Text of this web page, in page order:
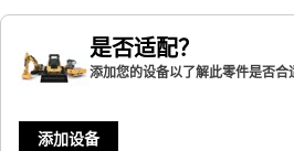
是否适配？
添加您的设备以了解此零件是否合
添加设备